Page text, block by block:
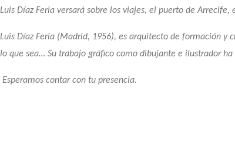
Luis Díaz Feria versará sobre los viajes, el puerto de
Luis Díaz Feria (Madrid, 1956), es arquitecto de formación y
lo que sea… Su trabajo gráfico como dibujante e ilustrador ha
Esperamos contar con tu presencia.